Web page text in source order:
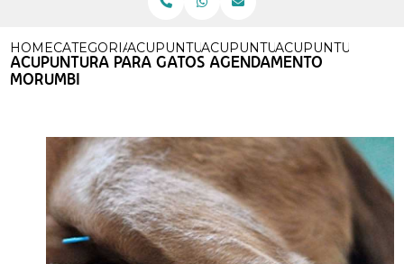
HOMECATEGORIASACUPUNTURAACUPUNTURA MEDICA
ACUPUNTURA
ACUPUNTURA PARA GATOS AGENDAMENTO
MORUMBI